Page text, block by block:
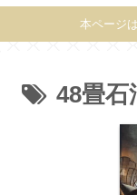
本ページ
48畳石